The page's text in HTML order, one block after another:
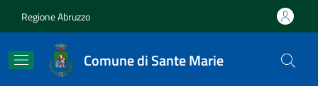
Regione Abruzzo
Comune di Sante Marie